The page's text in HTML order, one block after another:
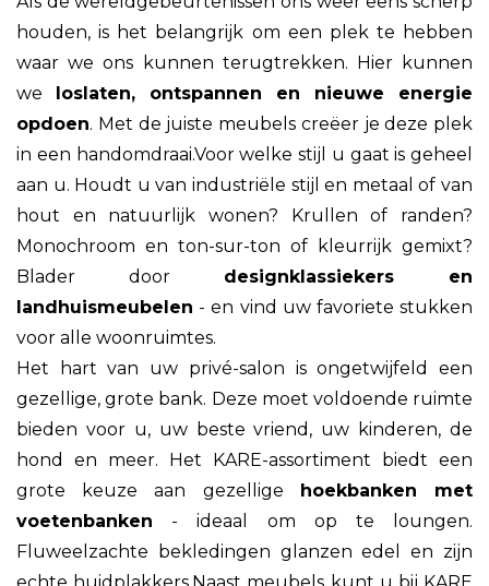
houden, is het belangrijk om een plek te hebben
waar we ons kunnen terugtrekken. Hier kunnen
we loslaten, ontspannen en nieuwe energie
opdoen. Met de juiste meubels creëer je deze plek
in een handomdraai.Voor welke stijl u gaat is geheel
aan u. Houdt u van industriële stijl en metaal of van
hout en natuurlijk wonen? Krullen of randen?
Monochroom en ton-sur-ton of kleurrijk gemixt?
Blader door designklassiekers en
landhuismeubelen - en vind uw favoriete stukken
voor alle woonruimtes.
Het hart van uw privé-salon is ongetwijfeld een
gezellige, grote bank. Deze moet voldoende ruimte
bieden voor u, uw beste vriend, uw kinderen, de
hond en meer. Het KARE-assortiment biedt een
grote keuze aan gezellige hoekbanken met
voetenbanken - ideaal om op te loungen.
Fluweelzachte bekledingen glanzen edel en zijn